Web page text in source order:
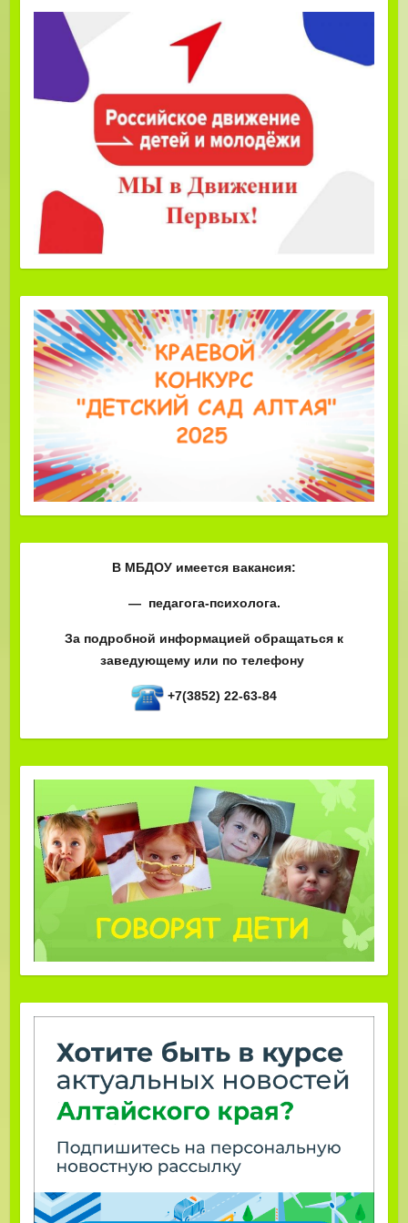
В МБДОУ имеется вакансия:
— педагога-психолога.
За подробной информацией обращаться к
заведующему или по телефону
+7(3852) 22-63-84